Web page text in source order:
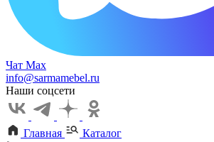
Чат Max
info@sarmamebel.ru
Наши соцсети
Главная Каталог